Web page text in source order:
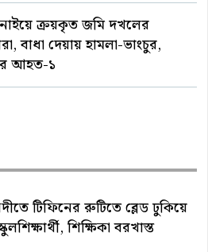
ক্রয়কৃত জমি দখলের
বাধা দেয়ায় হামলা-ভাংচুর,
আহত-১
টিফিনের রুটিতে ব্লেড ঢুকিয়ে
শিক্ষিকা বরখাস্ত